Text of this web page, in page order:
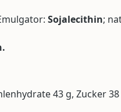
Sojalecithin;
43 g, Zucker 38